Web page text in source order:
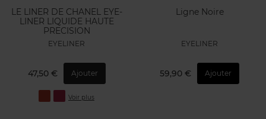
LE LINER DE CHANEL EYE-
LINER LIQUIDE HAUTE
PRECISION
EYELINER
47,50 € Ajouter
Voir plus
Ligne Noire
EYELINER
59,90 € Ajouter